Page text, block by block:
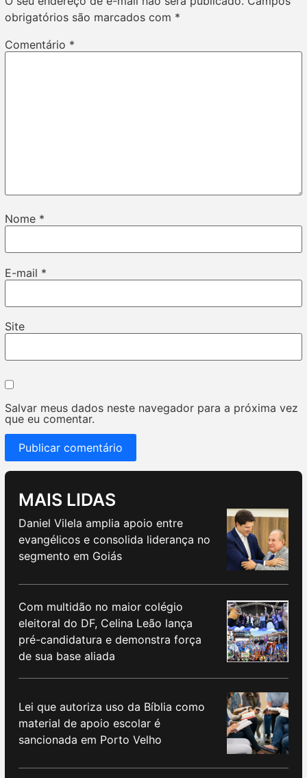
obrigatórios são marcados com *
Comentário *
Nome *
E-mail *
Site
Salvar meus dados neste navegador para a próxima vez
que eu comentar.
MAIS LIDAS
Daniel Vilela amplia apoio entre
evangélicos e consolida liderança no
segmento em Goiás
Com multidão no maior colégio
eleitoral do DF, Celina Leão lança
pré-candidatura e demonstra força
de sua base aliada
Lei que autoriza uso da Bíblia como
material de apoio escolar é
sancionada em Porto Velho